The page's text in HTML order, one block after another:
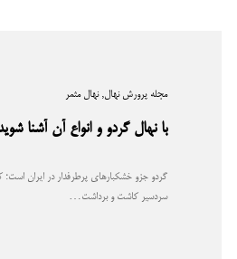
مجله پرورش نهال, نهال مثمر
با نهال گردو و انواع آن آشنا
گردو جزو خشکبارهای پرطرفدار در ایران است؛
سردسیر کاشت و برداشت…